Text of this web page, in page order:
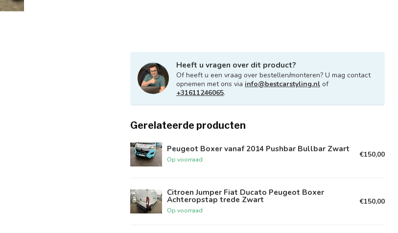
Heeft u vragen over dit product?
Of heeft u een vraag over bestellen/monteren? U mag contact
opnemen met ons via info@bestcarstyling.nl of
+31611246065.
Gerelateerde producten
Peugeot Boxer vanaf 2014 Pushbar Bullbar Zwart
Op voorraad
€150,00
Citroen Jumper Fiat Ducato Peugeot Boxer
Achteropstap trede Zwart
Op voorraad
€150,00